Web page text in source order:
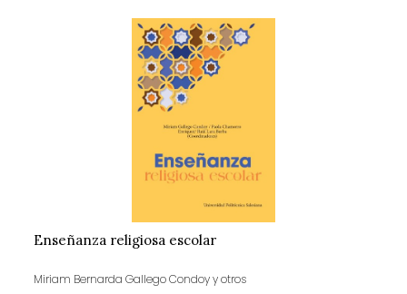
Enseñanza religiosa escolar
Miriam Bernarda Gallego Condoy y otros